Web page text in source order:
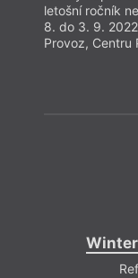
letošní ročník
8. do 3. 9.
Provoz, Centru